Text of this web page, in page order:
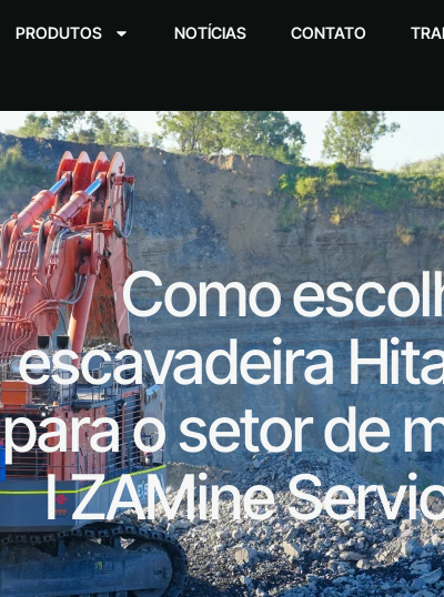
PRODUTOS NOTÍCIAS CONTATO
Como
escavadeira
para o setor de
I ZAMine